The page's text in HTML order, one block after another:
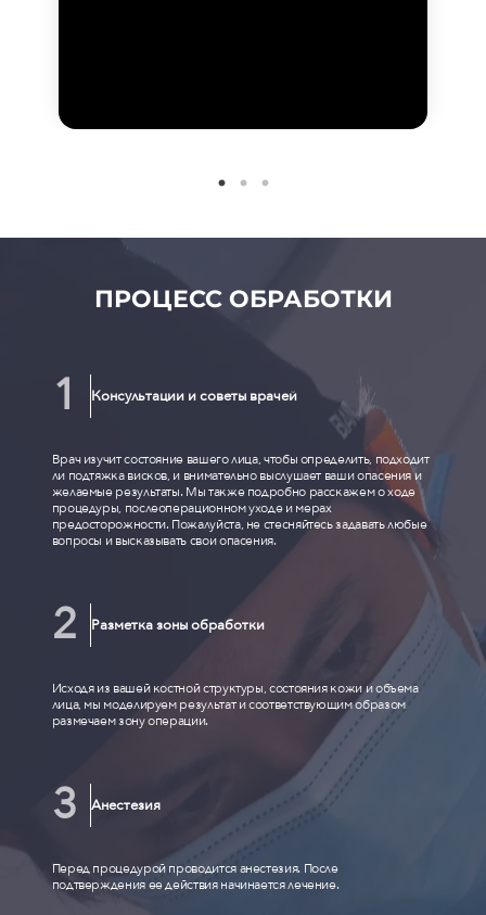
ПРОЦЕСС ОБРАБОТКИ
Консультации и советы врачей
Врач изучит состояние вашего лица, чтобы определить, подходит
ли подтяжка висков, и внимательно выслушает ваши опасения и
желаемые результаты. Мы также подробно расскажем о ходе
процедуры, послеоперационном уходе и мерах
предосторожности. Пожалуйста, не стесняйтесь задавать любые
вопросы и высказывать свои опасения.
Разметка зоны обработки
Исходя из вашей костной структуры, состояния кожи и объема
лица, мы моделируем результат и соответствующим образом
размечаем зону операции.
Анестезия
Перед процедурой проводится анестезия. После
подтверждения ее действия начинается лечение.